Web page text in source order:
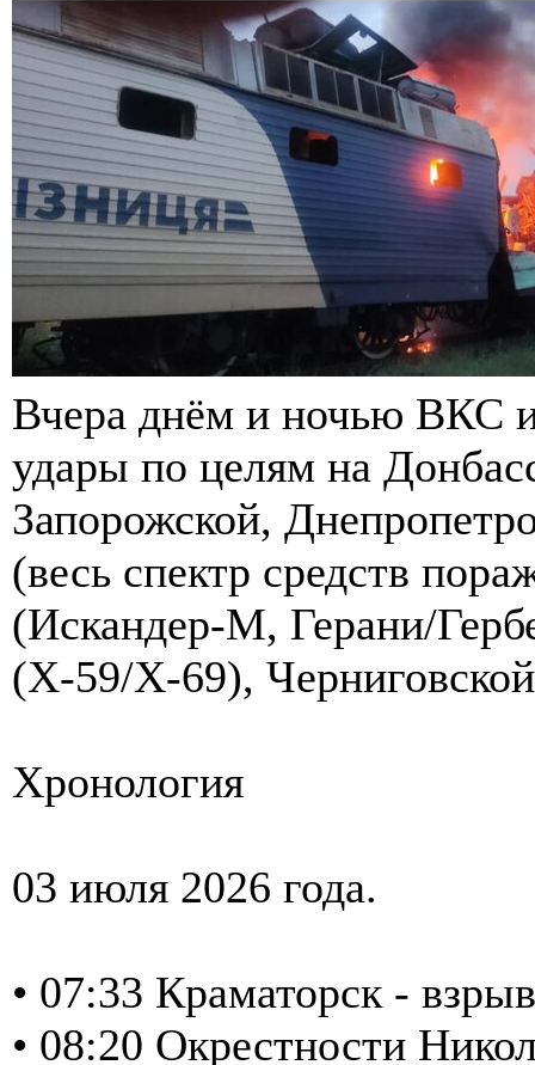
Вчера днём и ночью ВКС
удары по целям на
Запорожской,
(весь спектр средств
(Искандер-М, Герани/
(Х-59/Х-69),
Хронология
03 июля 2026 года.
• 07:33 Краматорск -
• 08:20 Окрестности